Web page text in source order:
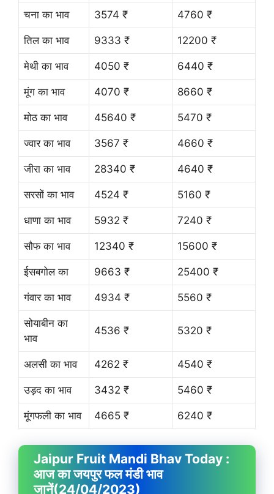
चना का भाव 3574 ₹ 4760 ₹
तिल का भाव 9333 ₹ 12200 ₹
मेथी का भाव 4050 ₹ 6440 ₹
मूंग का भाव 4070 ₹ 8660 ₹
मोठ का भाव 45640 ₹ 5470 ₹
ज्वार का भाव 3567 ₹ 4660 ₹
जीरा का भाव 28340 ₹ 4640 ₹
सरसों का भाव 4524 ₹ 5160 ₹
धाणा का भाव 5932 ₹ 7240 ₹
सौफ का भाव 12340 ₹ 15600 ₹
ईसबगोल का 9663 ₹ 25400 ₹
गंवार का भाव 4934 ₹ 5560 ₹
सोयाबीन का
भाव
4536 ₹ 5320 ₹
अलसी का भाव 4262 ₹ 4540 ₹
उड़द का भाव 3432 ₹ 5460 ₹
मूंगफली का भाव 4665 ₹ 6240 ₹
Jaipur Fruit Mandi Bhav Today :
आज का जयपुर फल मंडी भाव
जानें(24/04/2023)